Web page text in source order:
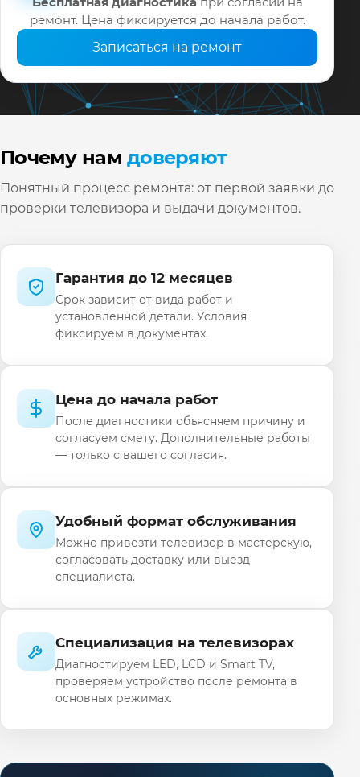
ремонт. Цена фиксируется до начала работ.
Записаться на ремонт
Почему намдоверяют
Понятный процесс ремонта: от первой заявки до
проверки телевизора и выдачи документов.
Гарантия до 12 месяцев
Срок зависит от вида работ и
установленной детали. Условия
фиксируем в документах.
Цена до начала работ
После диагностики объясняем причину и
согласуем смету. Дополнительные работы
— только с вашего согласия.
Удобный формат обслуживания
Можно привезти телевизор в мастерскую,
согласовать доставку или выезд
специалиста.
Специализация на телевизорах
Диагностируем LED, LCD и Smart TV,
проверяем устройство после ремонта в
основных режимах.